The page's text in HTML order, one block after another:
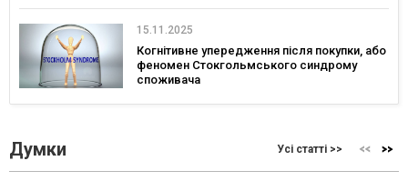
15.11.2025
Когнітивне упередження після покупки, або
феномен Стокгольмського синдрому
споживача
Думки Усі статті >>